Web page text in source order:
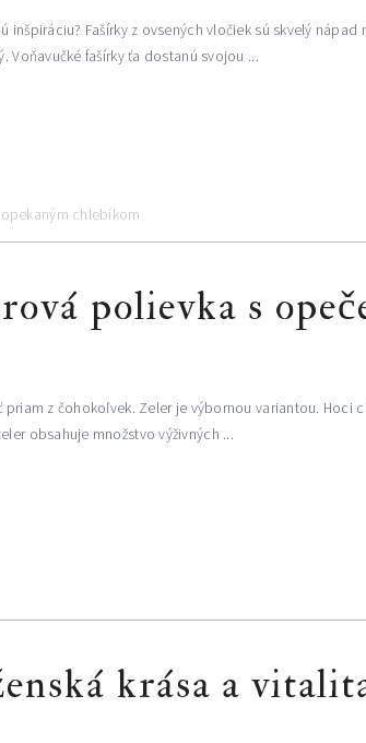
inšpiráciu? Fašírky z ovsených vločiek sú skvelý
Voňavučké fašírky ťa dostanú svojou ...
polievka s
z čohokoľvek. Zeler je výbornou variantou. Hoci
obsahuje množstvo výživných ...
krása a